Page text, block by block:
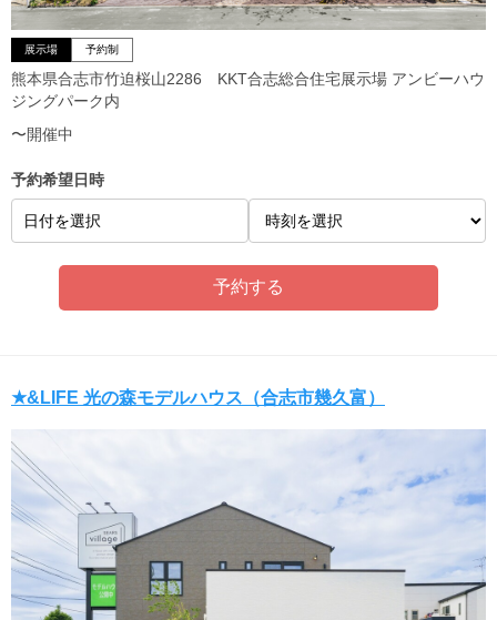
展示場 予約制
熊本県合志市竹迫桜山2286 KKT合志総合住宅展示場 アンビーハウ
ジングパーク内
〜開催中
予約希望日時
日付を選択
★&LIFE 光の森モデルハウス（合志市幾久富）